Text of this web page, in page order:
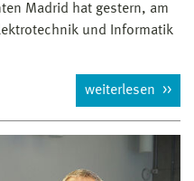
Madrid hat gestern, am
und Informatik
weiterlesen